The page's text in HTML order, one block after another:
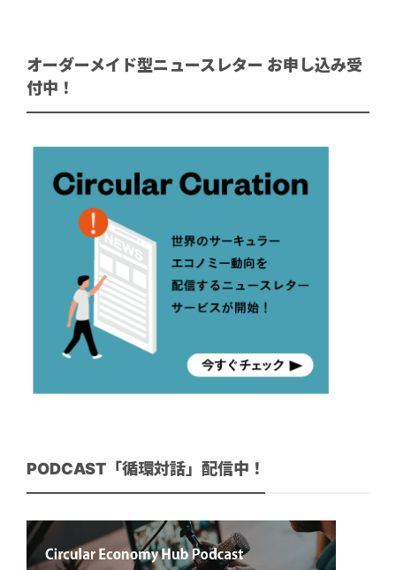
オーダーメイド型ニュースレター お申し込み受
付中！
PODCAST「循環対話」配信中！